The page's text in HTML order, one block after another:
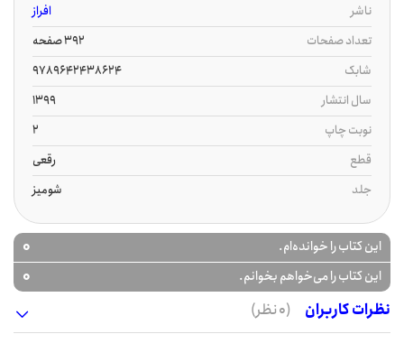
ناشر
افراز
تعداد صفحات
392 صفحه
شابک
9789642438624
سال انتشار
1399
نوبت چاپ
2
قطع
رقعی
جلد
شومیز
این کتاب را خوانده‌ام. 0
این کتاب را می‌خواهم بخوانم.
0
نظرات کاربران
(0 نظر)